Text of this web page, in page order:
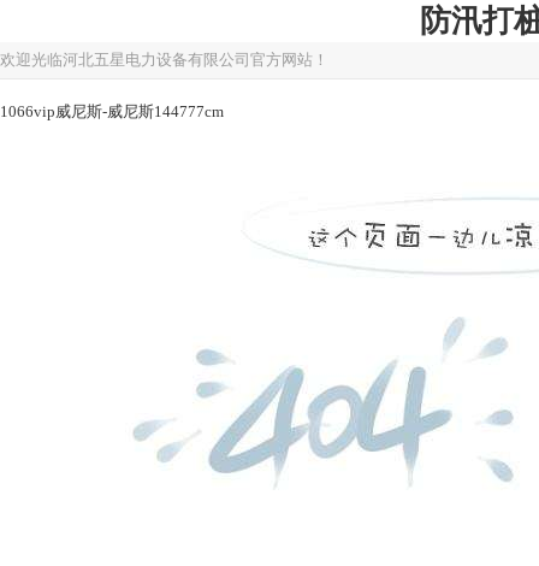
防汛打
欢迎光临河北五星电力设备有限公司官方网站！
1066vip威尼斯-威尼斯144777cm